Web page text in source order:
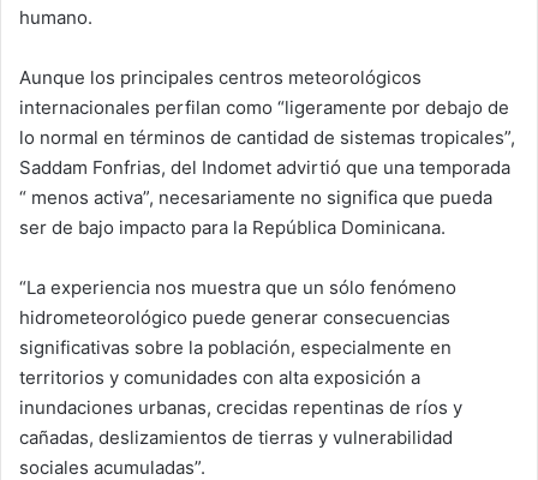
humano.
Aunque los principales centros meteorológicos
internacionales perfilan como “ligeramente por debajo de
lo normal en términos de cantidad de sistemas tropicales”,
Saddam Fonfrias, del Indomet advirtió que una temporada
“ menos activa”, necesariamente no significa que pueda
ser de bajo impacto para la República Dominicana.
“La experiencia nos muestra que un sólo fenómeno
hidrometeorológico puede generar consecuencias
significativas sobre la población, especialmente en
territorios y comunidades con alta exposición a
inundaciones urbanas, crecidas repentinas de ríos y
cañadas, deslizamientos de tierras y vulnerabilidad
sociales acumuladas”.